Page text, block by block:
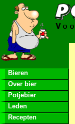
Bieren
Over bier
Potjebier
Leden
Recepten